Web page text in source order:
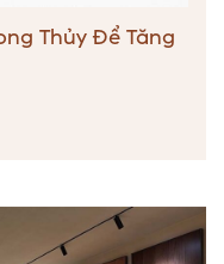
Thủy Để Tăng